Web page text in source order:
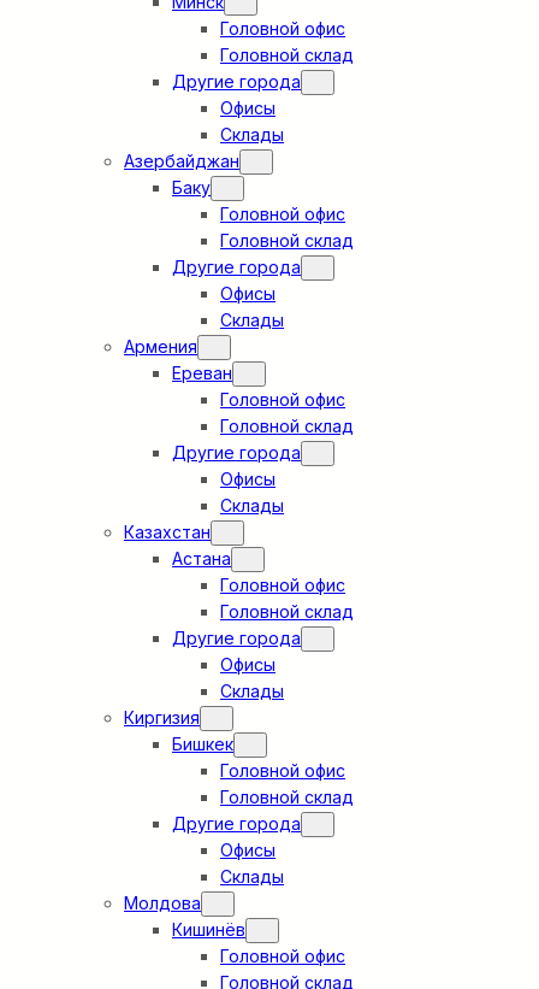
Головной офис
Головной склад
Другие города
Офисы
Склады
Азербайджан
Баку
Головной офис
Головной склад
Другие города
Офисы
Склады
Армения
Ереван
Головной офис
Головной склад
Другие города
Офисы
Склады
Казахстан
Астана
Головной офис
Головной склад
Другие города
Офисы
Склады
Киргизия
Бишкек
Головной офис
Головной склад
Другие города
Офисы
Склады
Молдова
Кишинёв
Головной офис
Головной склад